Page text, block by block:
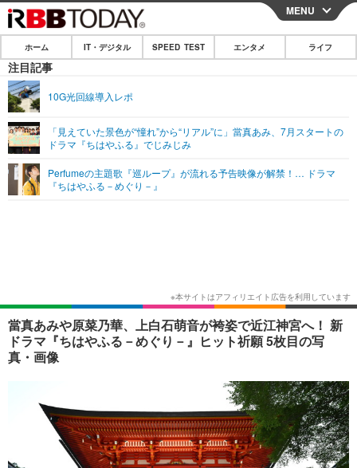
CLOSE
ホーム
IT・デジタル
ネタ
ショッピング その他
SPEED TEST
エンタメ
エンタメTOP
ショッピング その他
ライフ
MENU
ホーム IT・デジタル SPEED TEST エンタメ ライフ
注目記事
10G光回線導入レポ
「見えていた景色が“憧れ”から“リアル”に」當真あみ、7月スタートの
ドラマ『ちはやふる』でじみじみ
Perfumeの主題歌『巡ループ』が流れる予告映像が解禁！… ドラマ
『ちはやふる－めぐり－』
當真あみや原菜乃華、上白石萌音が袴姿で近江神宮へ！ 新
ドラマ『ちはやふる－めぐり－』ヒット祈願 5枚目の写
真・画像